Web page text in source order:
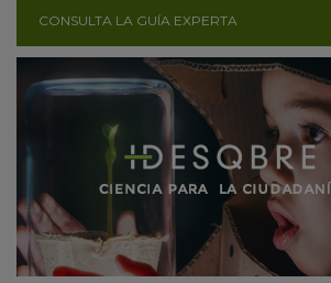
CONSULTA LA GUÍA EXPERTA